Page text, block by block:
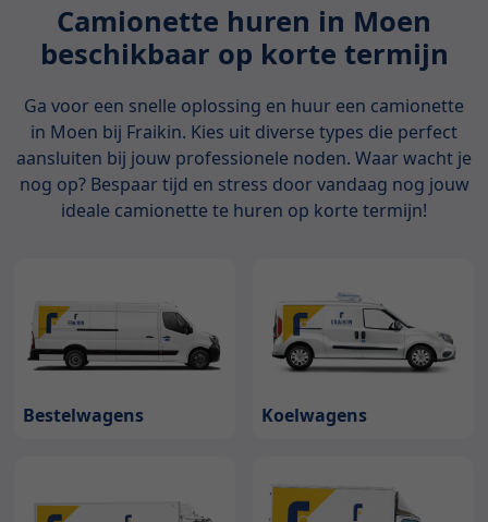
Camionette huren in Moen
beschikbaar op korte termijn
Ga voor een snelle oplossing en huur een camionette
in Moen bij Fraikin. Kies uit diverse types die perfect
aansluiten bij jouw professionele noden. Waar wacht je
nog op? Bespaar tijd en stress door vandaag nog jouw
ideale camionette te huren op korte termijn!
Bestelwagens Koelwagens